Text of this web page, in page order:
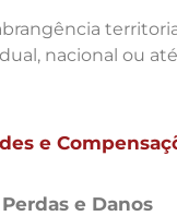
nacional ou
e
e Danos